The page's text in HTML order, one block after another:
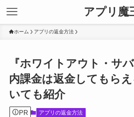
アプリ魔
ホーム アプリの返金方法
『ホワイトアウト・サ
内課金は返金してもら
いても紹介
PR アプリの返金方法